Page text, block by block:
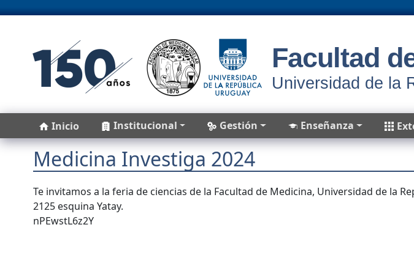
Facultad
Universidad de la
Main navigation
Inicio Institucional Gestión Enseñanza
Medicina Investiga 2024
Te invitamos a la feria de ciencias de la Facultad de Medicina, Universidad de la
2125 esquina Yatay.
nPEwstL6z2Y